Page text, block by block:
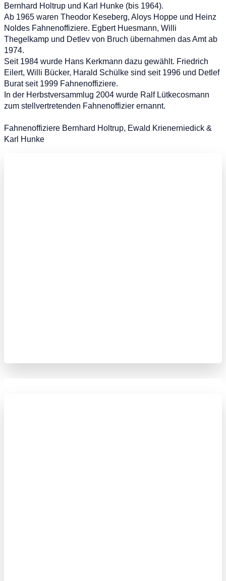
Bernhard Holtrup und Karl Hunke (bis 1964).
Ab 1965 waren Theodor Keseberg, Aloys Hoppe und Heinz
Noldes Fahnenoffiziere. Egbert Huesmann, Willi
Thegelkamp und Detlev von Bruch übernahmen das Amt ab
1974.
Seit 1984 wurde Hans Kerkmann dazu gewählt. Friedrich
Eilert, Willi Bücker, Harald Schülke sind seit 1996 und Detlef
Burat seit 1999 Fahnenoffiziere.
In der Herbstversammlug 2004 wurde Ralf Lütkecosmann
zum stellvertretenden Fahnenoffizier ernannt.
Fahnenoffiziere Bernhard Holtrup, Ewald Krienerniedick &
Karl Hunke